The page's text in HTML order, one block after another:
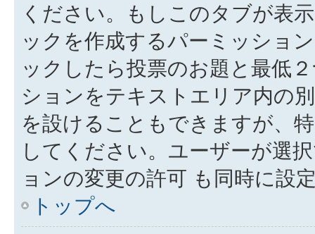
ください。もしこのタブが表
ックを作成するパーミッショ
ックしたら投票のお題と最低
ションをテキストエリア内の
を設けることもできますが、
してください。ユーザーが選
ョンの変更の許可 も同時に設
トップへ